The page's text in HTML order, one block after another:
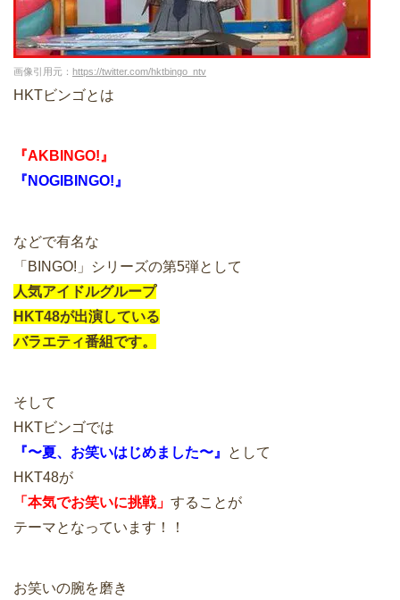
画像引用元： https://twitter.com/hktbingo_ntv
HKTビンゴとは
『AKBINGO!』
『NOGIBINGO!』
などで有名な
「BINGO!」シリーズの第5弾として
人気アイドルグループ
HKT48が出演している
バラエティ番組です。
そして
HKTビンゴでは
『〜夏、お笑いはじめました〜』
として
HKT48が
「本気でお笑いに挑戦」 することが
テーマとなっています！！
お笑いの腕を磨き